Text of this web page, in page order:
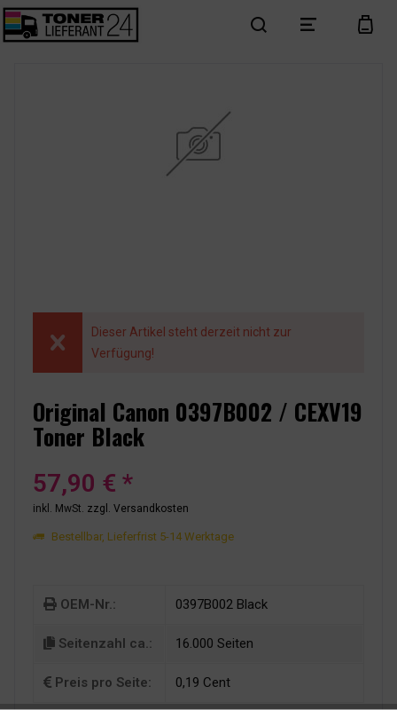
search menu cart
Dieser Artikel steht derzeit nicht zur
Verfügung!
Original Canon 0397B002 / CEXV19
Toner Black
57,90 € *
inkl. MwSt. zzgl. Versandkosten
Bestellbar, Lieferfrist 5-14 Werktage
OEM-Nr.: 0397B002 Black
Seitenzahl ca.: 16.000 Seiten
Preis pro Seite: 0,19 Cent